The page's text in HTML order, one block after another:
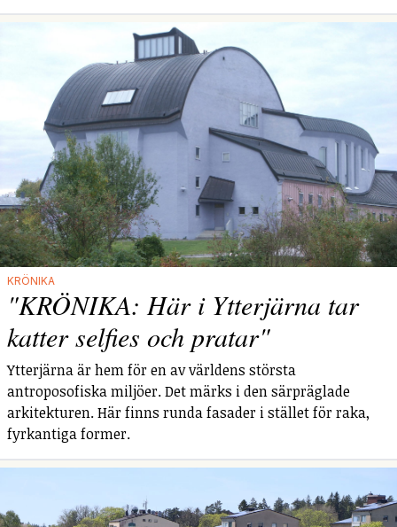
KRÖNIKA
"KRÖNIKA: Här i Ytterjärna tar
katter selfies och pratar"
Ytterjärna är hem för en av världens största
antroposofiska miljöer. Det märks i den särpräglade
arkitekturen. Här finns runda fasader i stället för raka,
fyrkantiga former.